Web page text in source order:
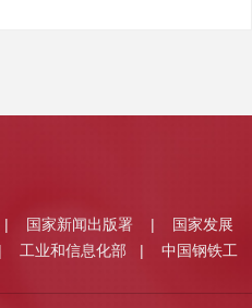
国家新闻出版署 | 国家发展
工业和信息化部 | 中国钢铁工